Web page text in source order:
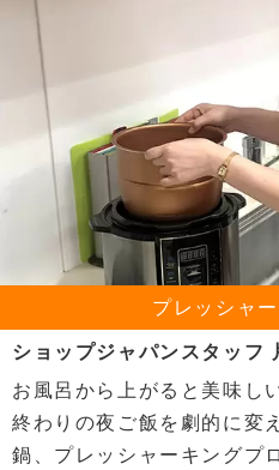
プレッシャ
ショップジャパンスタッフ
お風呂から上がると美味し
終わりの夜ご飯を劇的に変
鍋、プレッシャーキングプ